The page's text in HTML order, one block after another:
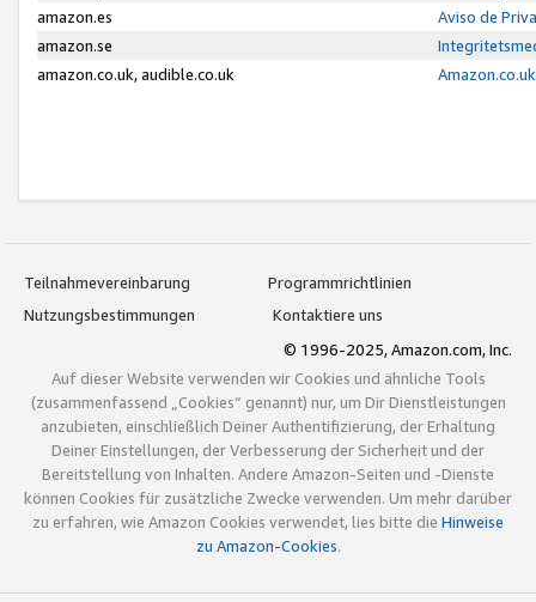
amazon.es
Aviso de
amazon.se
amazon.co.uk, audible.co.uk
Teilnahmevereinbarung
Programmrichtlinien
Nutzungsbestimmungen
Kontaktiere uns
© 1996-2025, Amazon.com, Inc.
Auf dieser Website verwenden wir Cookies und ähnliche Tools
(zusammenfassend „Cookies“ genannt) nur, um Dir Dienstleistungen
anzubieten, einschließlich Deiner Authentifizierung, der Erhaltung
Deiner Einstellungen, der Verbesserung der Sicherheit und der
Bereitstellung von Inhalten. Andere Amazon-Seiten und -Dienste
können Cookies für zusätzliche Zwecke verwenden. Um mehr darüber
zu erfahren, wie Amazon Cookies verwendet, lies bitte die Hinweise
zu Amazon-Cookies.